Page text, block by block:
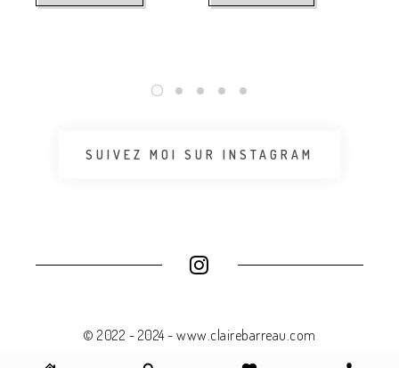
SUIVEZ MOI SUR INSTAGRAM
© 2022 - 2024 - www.clairebarreau.com